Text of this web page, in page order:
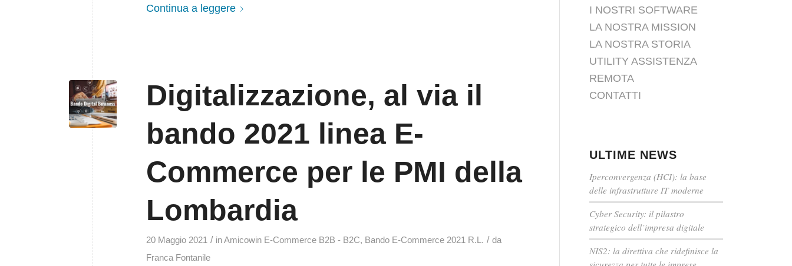
Continua a leggere
Digitalizzazione, al via il
bando 2021 linea E-
Commerce per le PMI della
Lombardia
20 Maggio 2021 / inAmicowin E-Commerce B2B - B2C, Bando E-Commerce 2021 R.L. / da
Franca Fontanile
I NOSTRI SOFTWARE
LA NOSTRA MISSION
LA NOSTRA STORIA
UTILITY ASSISTENZA
REMOTA
CONTATTI
ULTIME NEWS
Iperconvergenza (HCI): la base
delle infrastrutture IT moderne
Cyber Security: il pilastro
strategico dell’impresa digitale
NIS2: la direttiva che ridefinisce la